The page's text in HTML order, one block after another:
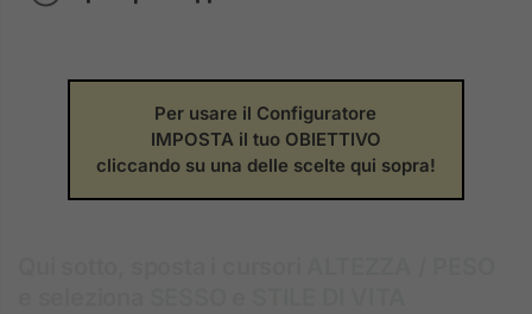
Per usare il Configuratore
IMPOSTA il tuo OBIETTIVO
cliccando su una delle scelte qui sopra!